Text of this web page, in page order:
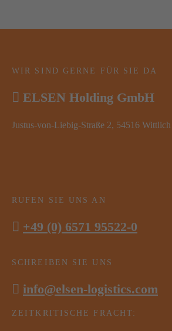
WIR SIND GERNE FÜR SIE DA
ELSEN Holding GmbH
Justus-von-Liebig-Straße 2, 54516 Wittlich
RUFEN SIE UNS AN
+49 (0) 6571 95522-0
SCHREIBEN SIE UNS
info@elsen-logistics.com
ZEITKRITISCHE FRACHT: